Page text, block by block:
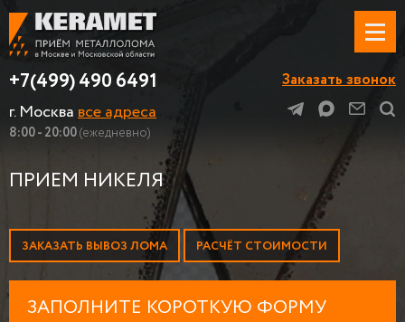
+7(499) 490 6491
г. Москвавсе адреса
8:00 - 20:00(ежедневно)
Заказать звонок
ПРИЕМ НИКЕЛЯ
ЗАКАЗАТЬ ВЫВОЗ ЛОМА РАСЧЁТ СТОИМОСТИ
ЗАПОЛНИТЕ КОРОТКУЮ ФОРМУ